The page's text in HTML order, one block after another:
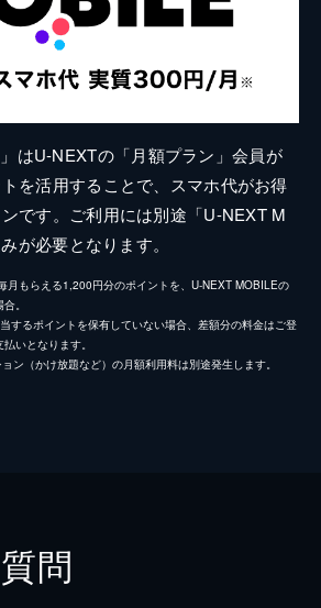
はU-NEXTの「月額プラン」会員が
を活用することで、スマホ代がお得
です。ご利用には別途「U-NEXT M
が必要となります。
月もらえる1,200円分のポイントを、U-NEXT MOBILEの
。
するポイントを保有していない場合、差額分の料金はご登
いとなります。
ン（かけ放題など）の月額利用料は別途発生します。
問